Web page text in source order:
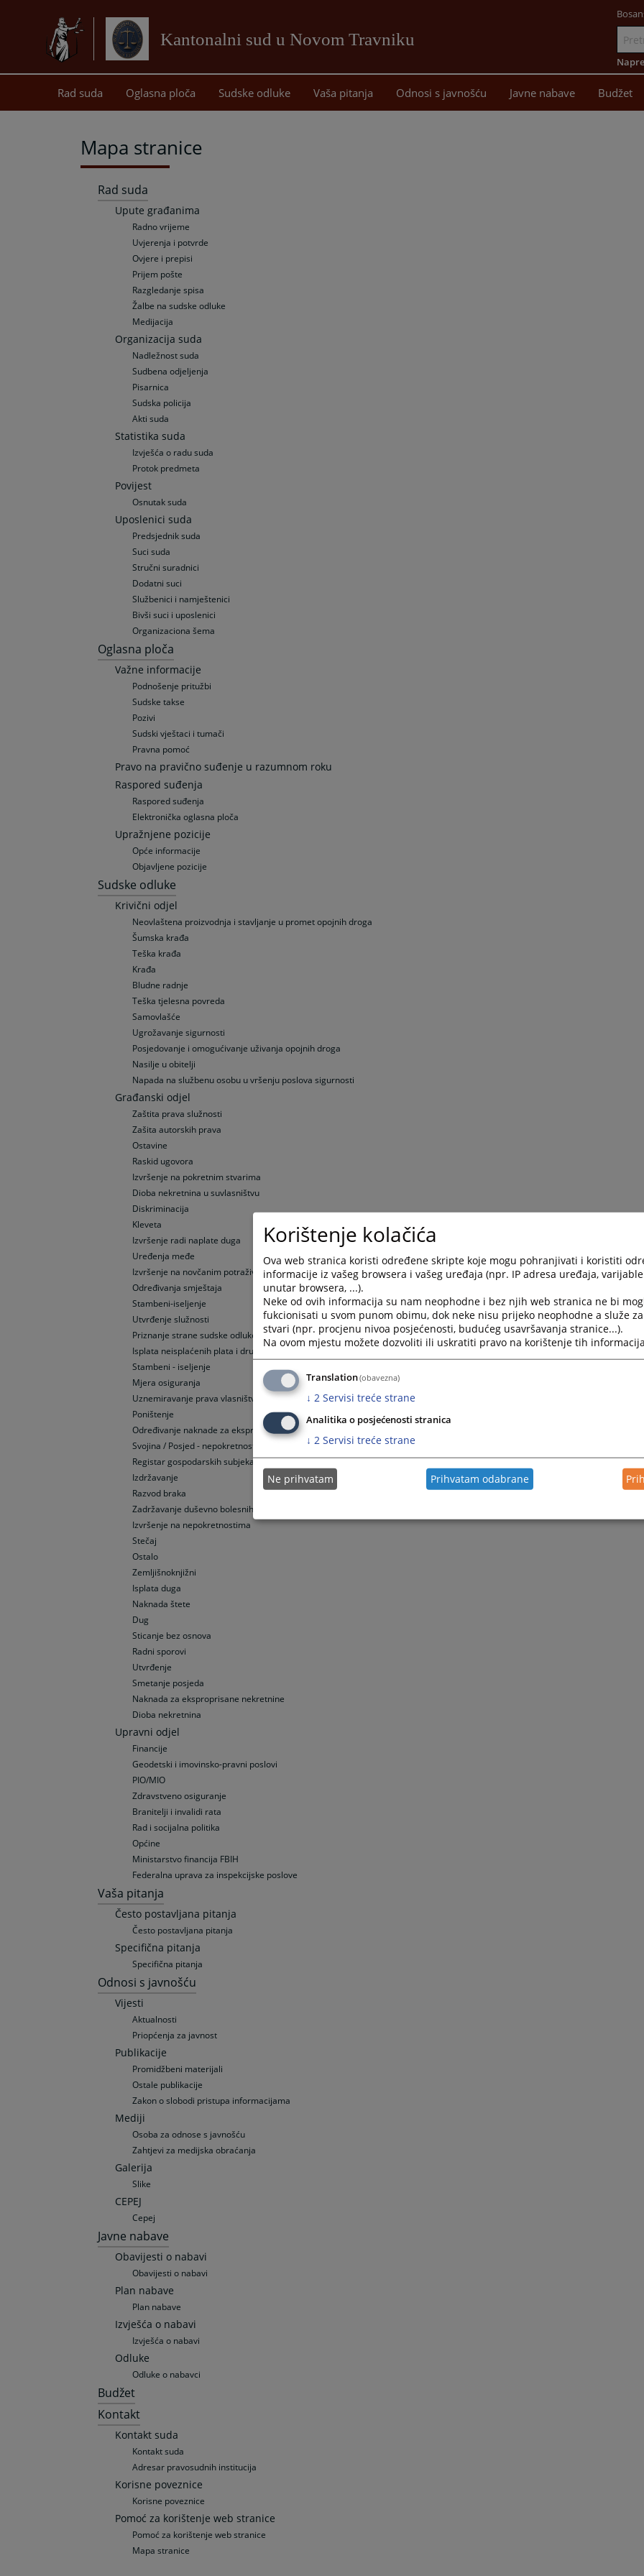
Kantonalni sud u Novom Travniku
sadržaj
Rad suda Oglasna ploča Sudske odluke Vaša pitanja Odnosi s javnošću Javne nabave Budžet
Mapa stranice
Rad suda
Upute građanima
Radno vrijeme
Uvjerenja i potvrde
Ovjere i prepisi
Prijem pošte
Razgledanje spisa
Žalbe na sudske odluke
Medijacija
Organizacija suda
Nadležnost suda
Sudbena odjeljenja
Pisarnica
Sudska policija
Akti suda
Statistika suda
Izvješća o radu suda
Protok predmeta
Povijest
Osnutak suda
Uposlenici suda
Predsjednik suda
Suci suda
Stručni suradnici
Dodatni suci
Službenici i namještenici
Bivši suci i uposlenici
Organizaciona šema
Oglasna ploča
Važne informacije
Podnošenje pritužbi
Sudske takse
Pozivi
Sudski vještaci i tumači
Pravna pomoć
Pravo na pravično suđenje u razumnom roku
Raspored suđenja
Raspored suđenja
Elektronička oglasna ploča
Upražnjene pozicije
Opće informacije
Objavljene pozicije
Sudske odluke
Krivični odjel
Neovlaštena proizvodnja i stavljanje u promet opojnih droga
Šumska krađa
Teška krađa
Krađa
Bludne radnje
Teška tjelesna povreda
Samovlašće
Ugrožavanje sigurnosti
Posjedovanje i omogućivanje uživanja opojnih droga
Nasilje u obitelji
Napada na službenu osobu u vršenju poslova sigurnosti
Građanski odjel
Zaštita prava služnosti
Zašita autorskih prava
Ostavine
Raskid ugovora
Izvršenje na pokretnim stvarima
Dioba nekretnina u suvlasništvu
Diskriminacija
Kleveta
Izvršenje radi naplate duga
Uređenja međe
Izvršenje na novčanim potraživanjima
Određivanja smještaja
Stambeni-iseljenje
Utvrđenje služnosti
Priznanje strane sudske odluke
Isplata neisplaćenih plata i drugih novčanih potraživanja
Stambeni - iseljenje
Mjera osiguranja
Uznemiravanje prava vlasništva
Poništenje
Određivanje naknade za ekspropisane nepokretnosti
Svojina / Posjed - nepokretnosti
Registar gospodarskih subjekata
Izdržavanje
Razvod braka
Zadržavanje duševno bolesnih osoba u zdravstvenoj ustanovi
Izvršenje na nepokretnostima
Stečaj
Ostalo
Zemljišnoknjižni
Isplata duga
Naknada štete
Dug
Sticanje bez osnova
Radni sporovi
Utvrđenje
Smetanje posjeda
Naknada za eksproprisane nekretnine
Dioba nekretnina
Upravni odjel
Financije
Geodetski i imovinsko-pravni poslovi
PIO/MIO
Zdravstveno osiguranje
Branitelji i invalidi rata
Rad i socijalna politika
Općine
Ministarstvo financija FBIH
Federalna uprava za inspekcijske poslove
Vaša pitanja
Često postavljana pitanja
Često postavljana pitanja
Specifična pitanja
Specifična pitanja
Odnosi s javnošću
Vijesti
Aktualnosti
Priopćenja za javnost
Publikacije
Promidžbeni materijali
Ostale publikacije
Zakon o slobodi pristupa informacijama
Mediji
Osoba za odnose s javnošću
Zahtjevi za medijska obraćanja
Galerija
Slike
CEPEJ
Cepej
Javne nabave
Obavijesti o nabavi
Obavijesti o nabavi
Plan nabave
Plan nabave
Izvješća o nabavi
Izvješća o nabavi
Odluke
Odluke o nabavci
Budžet
Kontakt
Kontakt suda
Kontakt suda
Adresar pravosudnih institucija
Korisne poveznice
Korisne poveznice
Pomoć za korištenje web stranice
Pomoć za korištenje web stranice
Mapa stranice
Korištenje kolačića
Ova web stranica koristi određene skripte koje mogu pohranjivati i koristiti
informacije iz vašeg browsera i vašeg uređaja (npr. IP adresa uređaja,
unutar browsera, ...).
Neke od ovih informacija su nam neophodne i bez njih web stranica ne bi
fukcionisati u svom punom obimu, dok neke nisu prijeko neophodne a služe
stvari (npr. procjenu nivoa posjećenosti, budućeg usavršavanja stranice...).
Na ovom mjestu možete dozvoliti ili uskratiti pravo na korištenje tih
Translation(obavezna)
↓ 2 Servisi treće strane
Analitika o posjećenosti stranica
↓ 2 Servisi treće strane
Ne prihvatam Prihvatam odabrane